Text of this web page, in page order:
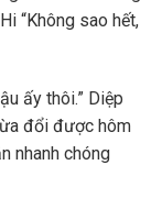
“Không sao hết,
ấy thôi.” Diệp
đổi được hôm
nhanh chóng